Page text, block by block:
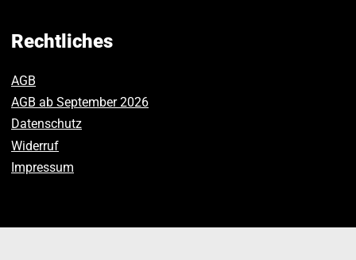
Facebook.Instagram.
Rechtliches
AGB
AGB ab September 2026
Datenschutz
Widerruf
Impressum